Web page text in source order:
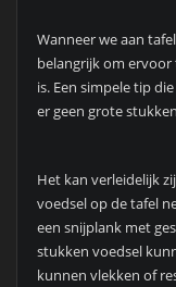
Wanneer we aan
belangrijk om
is. Een simpele tip
er geen grote
Het kan verleidelijk
voedsel op de tafel
een snijplank met
stukken voedsel
kunnen vlekken of